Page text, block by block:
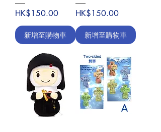
價格
HK$150.00
新增至購物車
價格
HK$150.00
新增至購物車